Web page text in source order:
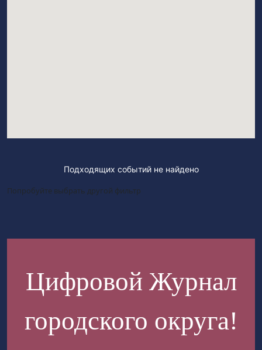
Подходящих событий не найдено
Попробуйте выбрать другой фильтр
Цифровой Журнал
городского округа!